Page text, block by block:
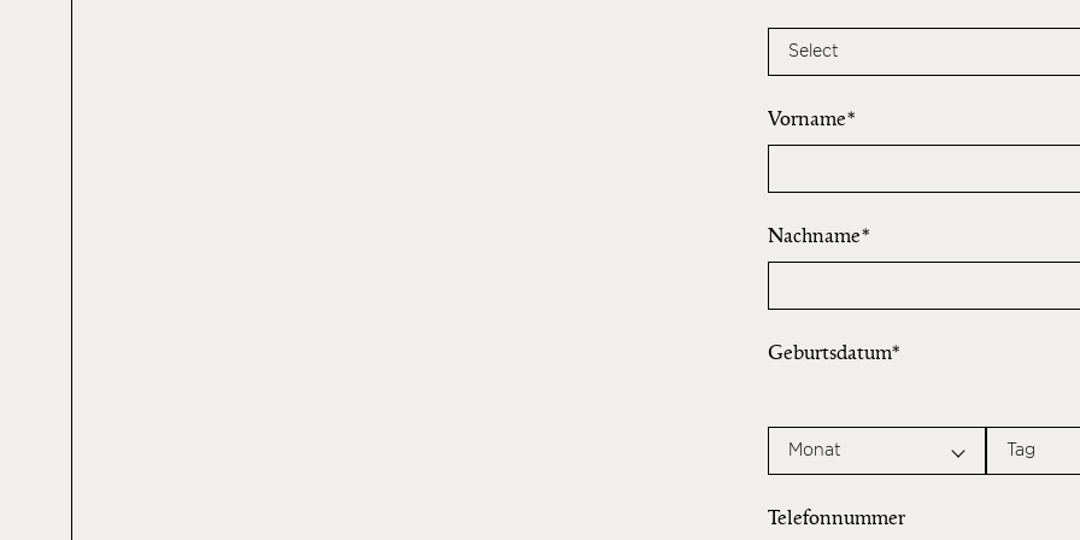
Select
Vorname
Nachname
Geburtsdatum
Monat Tag
Telefonnummer